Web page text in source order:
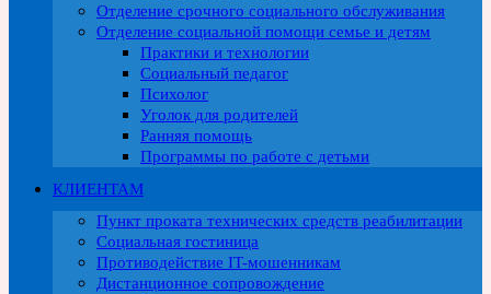
Отделение срочного социального обслуживания
Отделение социальной помощи семье и детям
Практики и технологии
Социальный педагог
Психолог
Уголок для родителей
Ранняя помощь
Программы по работе с детьми
КЛИЕНТАМ
Пункт проката технических средств реабилитации
Социальная гостиница
Противодействие IT-мошенникам
Дистанционное сопровождение